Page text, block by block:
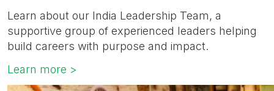
Learn about our India Leadership Team, a
supportive group of experienced leaders helping
build careers with purpose and impact.
Learn more >